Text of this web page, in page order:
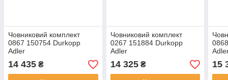
Човниковий комплект
0867 150754 Durkopp
Adler
14 435 ₴
Човниковий комплект
0267 151884 Durkopp
Adler
14 325₴ 15